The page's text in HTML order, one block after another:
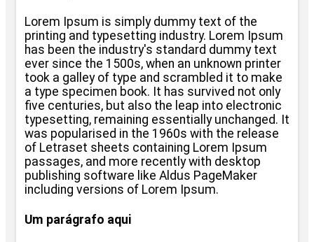
Lorem Ipsum is simply dummy text of the
printing and typesetting industry. Lorem Ipsum
has been the industry's standard dummy text
ever since the 1500s, when an unknown printer
took a galley of type and scrambled it to make
a type specimen book. It has survived not only
five centuries, but also the leap into electronic
typesetting, remaining essentially unchanged. It
was popularised in the 1960s with the release
of Letraset sheets containing Lorem Ipsum
passages, and more recently with desktop
publishing software like Aldus PageMaker
including versions of Lorem Ipsum.
Um parágrafo aqui